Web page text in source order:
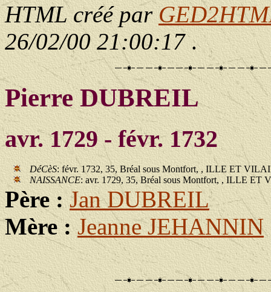
HTML créé par
26/02/00 21:00:17.
Pierre DUBREIL
avr. 1729 - févr. 1732
DéCèS: févr. 1732, 35, Bréal sous Montfort, , ILLE ET
NAISSANCE: avr. 1729, 35, Bréal sous Montfort, , ILLE ET
Père :Jan DUBREIL
Mère :Jeanne JEHANNIN